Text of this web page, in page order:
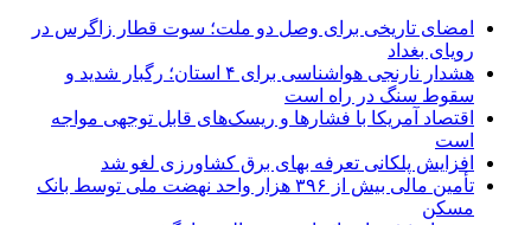
امضای تاریخی برای وصل دو ملت؛ سوت قطار زاگرس در
رویای بغداد
هشدار نارنجی هواشناسی برای ۴ استان؛ رگبار شدید و
سقوط سنگ در راه است
اقتصاد آمریکا با فشارها و ریسک‌های قابل توجهی مواجه
است
افزایش پلکانی تعرفه بهای برق کشاورزی لغو شد
تأمین مالی بیش از ۳۹۶ هزار واحد نهضت ملی توسط بانک
مسکن